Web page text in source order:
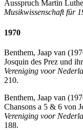
Ausspruch Martin
Musikwissenschaft für
1970
Benthem, Jaap van
Josquin des Prez und
Vereniging voor
210.
Benthem, Jaap van
Chansons a 5 & 6 von
Vereniging voor
188.